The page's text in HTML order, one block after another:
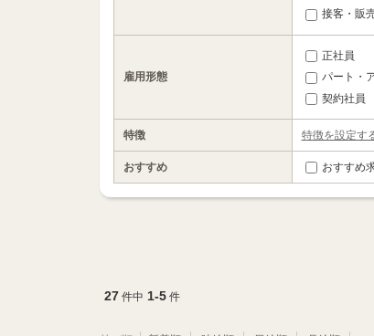
接客・販
雇用形態
正社員
パート・
契約社員
特徴 特徴を設定す
おすすめ おすすめ
27 件中 1-5件